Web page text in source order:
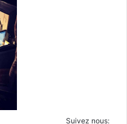
Suivez nous: